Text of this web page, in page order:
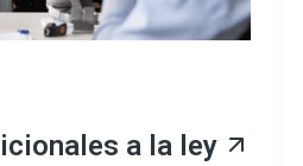
a la ley